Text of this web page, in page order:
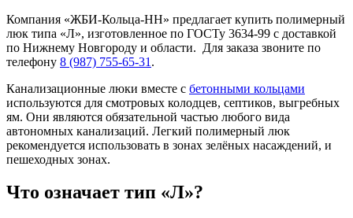
Компания «ЖБИ-Кольца-НН» предлагает купить полимерный
люк типа «Л», изготовленное по ГОСТу 3634-99 с доставкой
по Нижнему Новгороду и области. Для заказа звоните по
телефону 8 (987) 755-65-31 .
Канализационные люки вместе с бетонными кольцами
используются для смотровых колодцев, септиков, выгребных
ям. Они являются обязательной частью любого вида
автономных канализаций. Легкий полимерный люк
рекомендуется использовать в зонах зелёных насаждений, и
пешеходных зонах.
Что означает тип «Л»?